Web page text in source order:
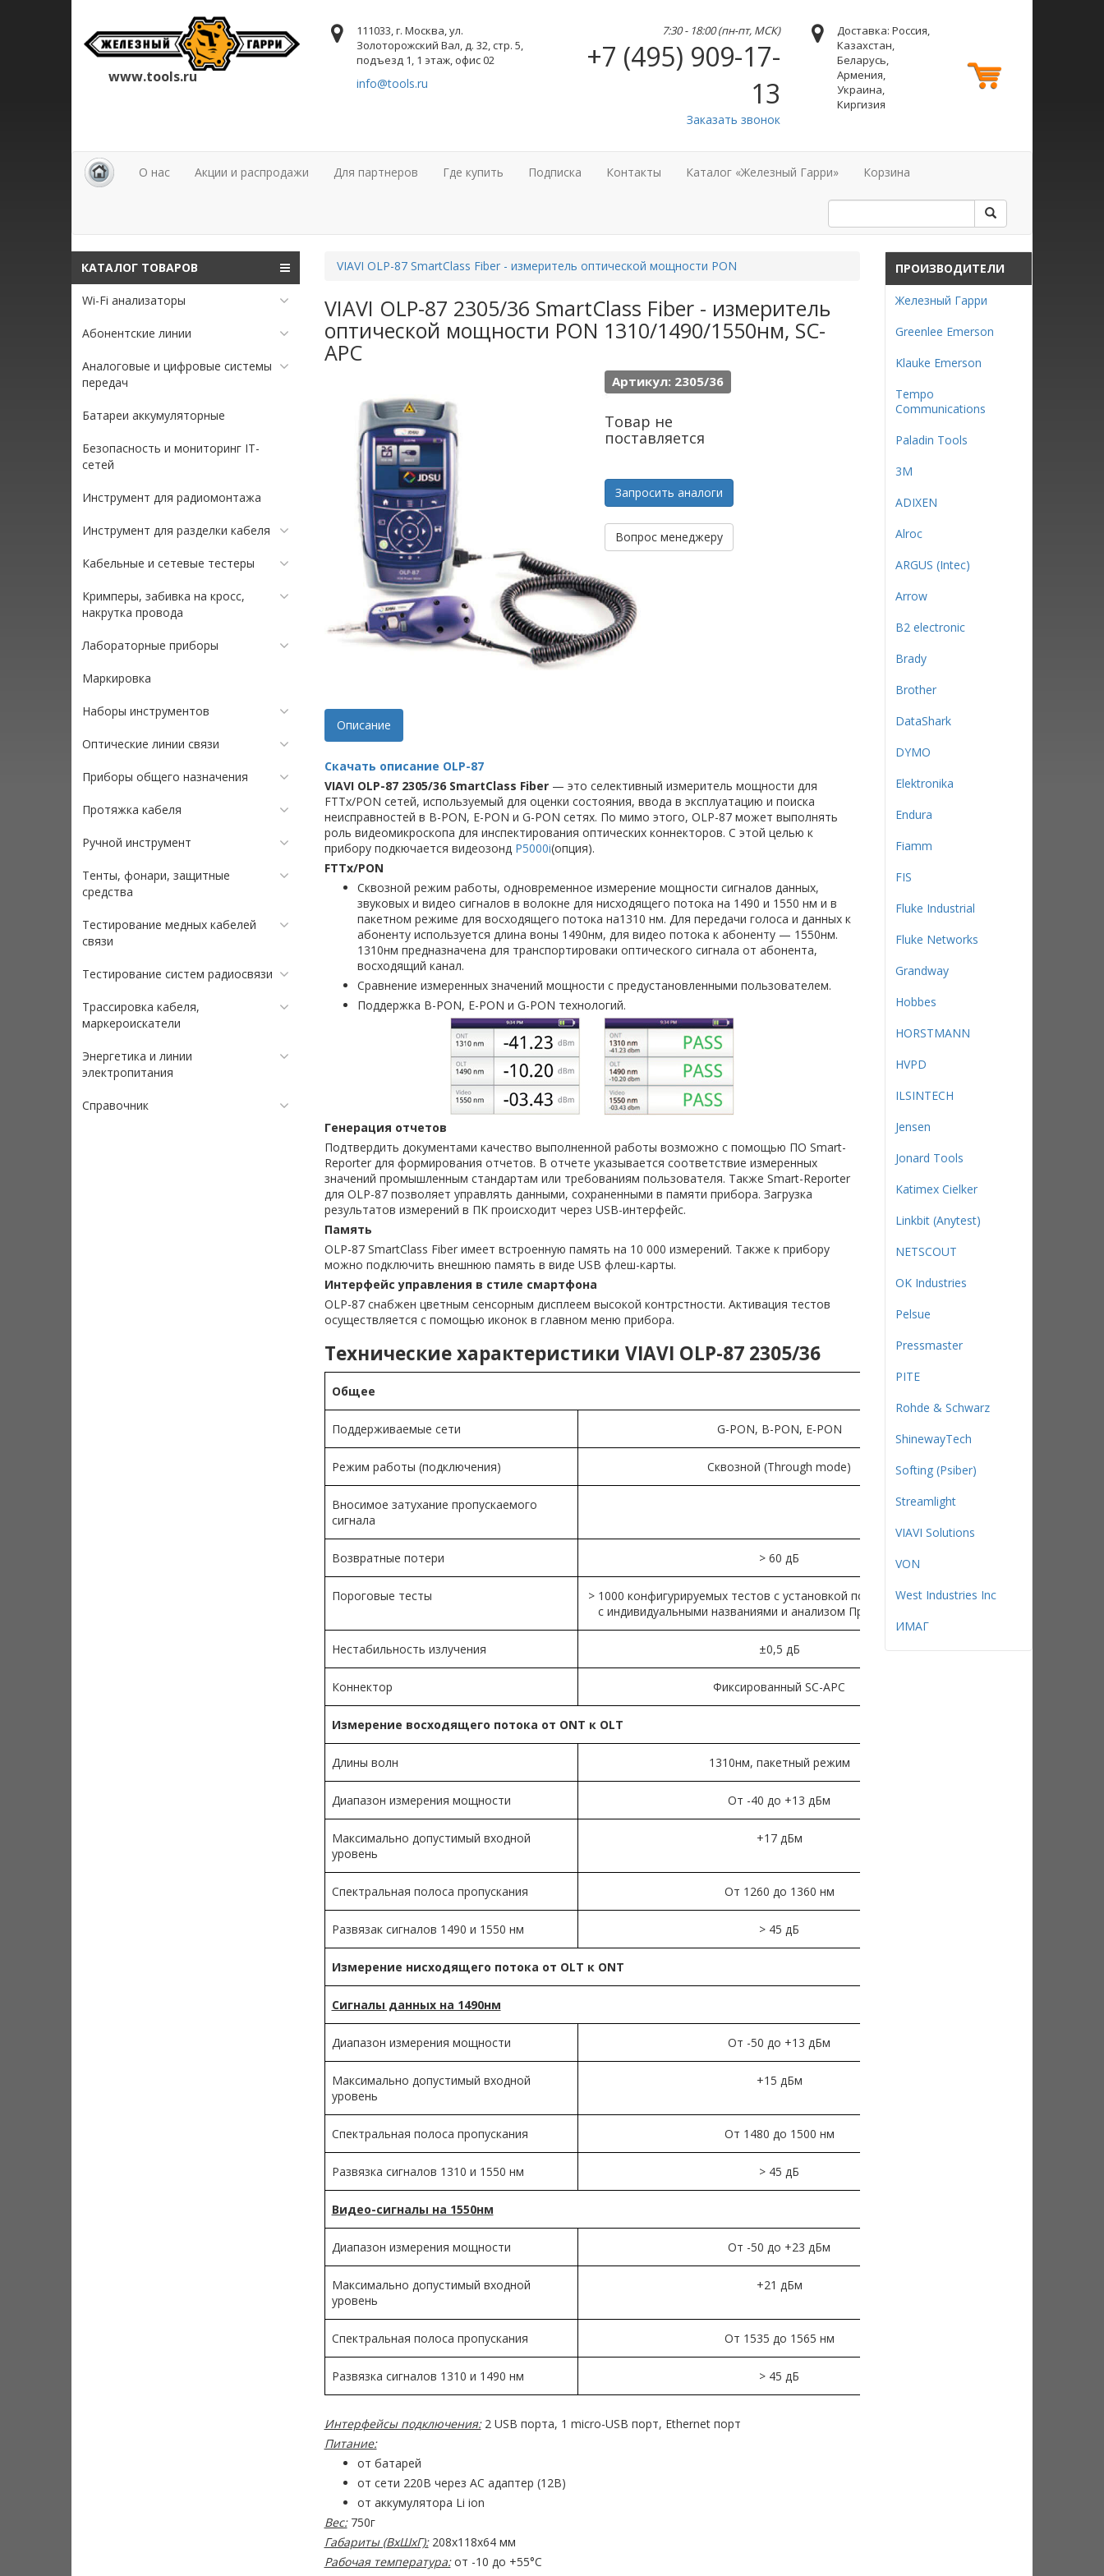
www.tools.ru
111033, г. Москва, ул.
Золоторожский Вал, д. 32, стр. 5,
подъезд 1, 1 этаж, офис 02
info@tools.ru
7:30 - 18:00 (пн-пт, МСК)
+7 (495) 909-17-
13
Заказать звонок
Доставка: Россия,
Казахстан,
Беларусь,
Армения,
Украина,
Киргизия
О нас Акции и распродажи Для партнеров Где купить Подписка Контакты Каталог «Железный Гарри» Корзина
КАТАЛОГ ТОВАРОВ
Wi-Fi анализаторы
Абонентские линии
Аналоговые и цифровые системы
передач
Батареи аккумуляторные
Безопасность и мониторинг IT-
сетей
Инструмент для радиомонтажа
Инструмент для разделки кабеля
Кабельные и сетевые тестеры
Кримперы, забивка на кросс,
накрутка провода
Лабораторные приборы
Маркировка
Наборы инструментов
Оптические линии связи
Приборы общего назначения
Протяжка кабеля
Ручной инструмент
Тенты, фонари, защитные
средства
Тестирование медных кабелей
связи
Тестирование систем радиосвязи
Трассировка кабеля,
маркероискатели
Энергетика и линии
электропитания
Справочник
VIAVI OLP-87 SmartClass Fiber - измеритель оптической мощности PON
VIAVI OLP-87 2305/36 SmartClass Fiber - измеритель
оптической мощности PON 1310/1490/1550нм, SC-
APC
Артикул: 2305/36
Товар не
поставляется
Запросить аналоги
Вопрос менеджеру
Описание
Скачать описание OLP-87
VIAVI OLP-87 2305/36 SmartClass Fiber— это селективный измеритель мощности для
FTTx/PON сетей, используемый для оценки состояния, ввода в эксплуатацию и поиска
неисправностей в B-PON, E-PON и G-PON сетях. По мимо этого, OLP-87 может выполнять
роль видеомикроскопа для инспектирования оптических коннекторов. С этой целью к
прибору подкючается видеозонд P5000i(опция).
FTTx/PON
Сквозной режим работы, одновременное измерение мощности сигналов данных,
звуковых и видео сигналов в волокне для нисходящего потока на 1490 и 1550 нм и в
пакетном режиме для восходящего потока на1310 нм. Для передачи голоса и данных к
абоненту используется длина воны 1490нм, для видео потока к абоненту — 1550нм.
1310нм предназначена для транспортироваки оптического сигнала от абонента,
восходящий канал.
Сравнение измеренных значений мощности с предустановленными пользователем.
Поддержка B-PON, E-PON и G-PON технологий.
Генерация отчетов
Подтвердить документами качество выполненной работы возможно с помощью ПО Smart-
Reporter для формирования отчетов. В отчете указывается соответствие измеренных
значений промышленным стандартам или требованиям пользователя. Также Smart-Reporter
для OLP-87 позволяет управлять данными, сохраненными в памяти прибора. Загрузка
результатов измерений в ПК происходит через USB-интерфейс.
Память
OLP-87 SmartClass Fiber имеет встроенную память на 10 000 измерений. Также к прибору
можно подключить внешнюю память в виде USB флеш-карты.
Интерфейс управления в стиле смартфона
OLP-87 снабжен цветным сенсорным дисплеем высокой контрстности. Активация тестов
осуществляется с помощью иконок в главном меню прибора.
Технические характеристики VIAVI OLP-87 2305/36
Общее
Поддерживаемые сети G-PON, B-PON, E-PON
Режим работы (подключения) Сквозной (Through mode)
Вносимое затухание пропускаемого
сигнала
Возвратные потери > 60 дБ
Пороговые тесты
> 1000 конфигурируемых тестов с установкой пороговых значений,
с индивидуальными названиями и анализом Прошел/Не прошел.
Нестабильность излучения ±0,5 дБ
Коннектор Фиксированный SC-APC
Измерение восходящего потока от ONT к OLT
Длины волн 1310нм, пакетный режим
Диапазон измерения мощности От -40 до +13 дБм
Максимально допустимый входной
уровень
+17 дБм
Спектральная полоса пропускания От 1260 до 1360 нм
Развязак сигналов 1490 и 1550 нм > 45 дБ
Измерение нисходящего потока от OLT к ONT
Сигналы данных на 1490нм
Диапазон измерения мощности От -50 до +13 дБм
Максимально допустимый входной
уровень
+15 дБм
Спектральная полоса пропускания От 1480 до 1500 нм
Развязка сигналов 1310 и 1550 нм > 45 дБ
Видео-сигналы на 1550нм
Диапазон измерения мощности От -50 до +23 дБм
Максимально допустимый входной
уровень
+21 дБм
Спектральная полоса пропускания От 1535 до 1565 нм
Развязка сигналов 1310 и 1490 нм > 45 дБ
Интерфейсы подключения:2 USB порта, 1 micro-USB порт, Ethernet порт
Питание:
от батарей
от сети 220В через AC адаптер (12В)
от аккумулятора Li ion
Вес:750г
Габариты (ВхШхГ):208х118х64 мм
Рабочая температура:от -10 до +55°С
ПРОИЗВОДИТЕЛИ
Железный Гарри
Greenlee Emerson
Klauke Emerson
Tempo
Communications
Paladin Tools
3М
ADIXEN
Alroc
ARGUS (Intec)
Arrow
B2 electronic
Brady
Brother
DataShark
DYMO
Elektronika
Endura
Fiamm
FIS
Fluke Industrial
Fluke Networks
Grandway
Hobbes
HORSTMANN
HVPD
ILSINTECH
Jensen
Jonard Tools
Katimex Cielker
Linkbit (Anytest)
NETSCOUT
OK Industries
Pelsue
Pressmaster
PITE
Rohde & Schwarz
ShinewayTech
Softing (Psiber)
Streamlight
VIAVI Solutions
VON
West Industries Inc
ИМАГ